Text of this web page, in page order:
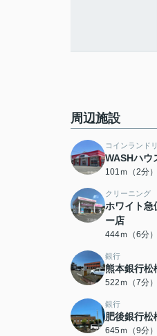
周辺施設
コインランド
WASHハウ
101ｍ（2分）
クリーニング
ホワイト急
ー店
444ｍ（6分）
銀行
熊本銀行松
522ｍ（7分）
銀行
肥後銀行松
645ｍ（9分）